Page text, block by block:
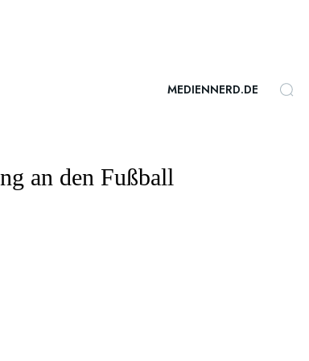
MEDIENNERD.DE
an den Fußball